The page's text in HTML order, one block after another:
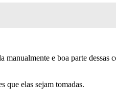
e boa parte dessas
que elas sejam tomadas.